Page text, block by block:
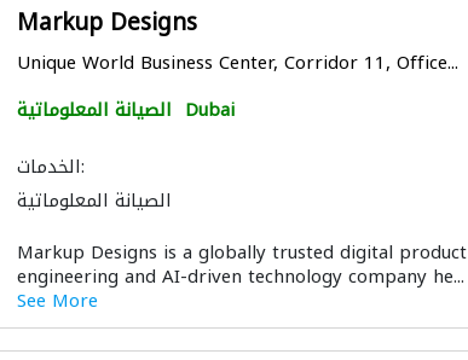
Markup Designs
Unique World Business Center, Corridor 11, Office...
الصيانة المعلوماتية Dubai
الخدمات:
الصيانة المعلوماتية
Markup Designs is a globally trusted digital product
engineering and AI-driven technology company he...
See More